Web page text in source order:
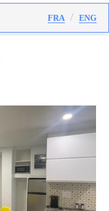
FRA ENG